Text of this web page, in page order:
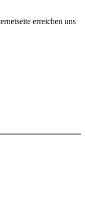
erreichen uns